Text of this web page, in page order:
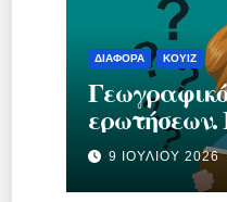
ΔΙΆΦΟΡΑ ΚΟΥΊΖ
Γεωγραφικό
ερωτήσεων.
9 ΙΟΥΛΊΟΥ 2026